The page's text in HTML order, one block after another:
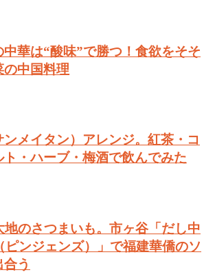
中華は“酸味”で勝つ！食欲をそそ
の中国料理
メイタン）アレンジ。紅茶・コ
・ハーブ・梅酒で飲んでみた
地のさつまいも。市ヶ谷「だし中
ピンジェンズ）」で福建華僑のソ
う